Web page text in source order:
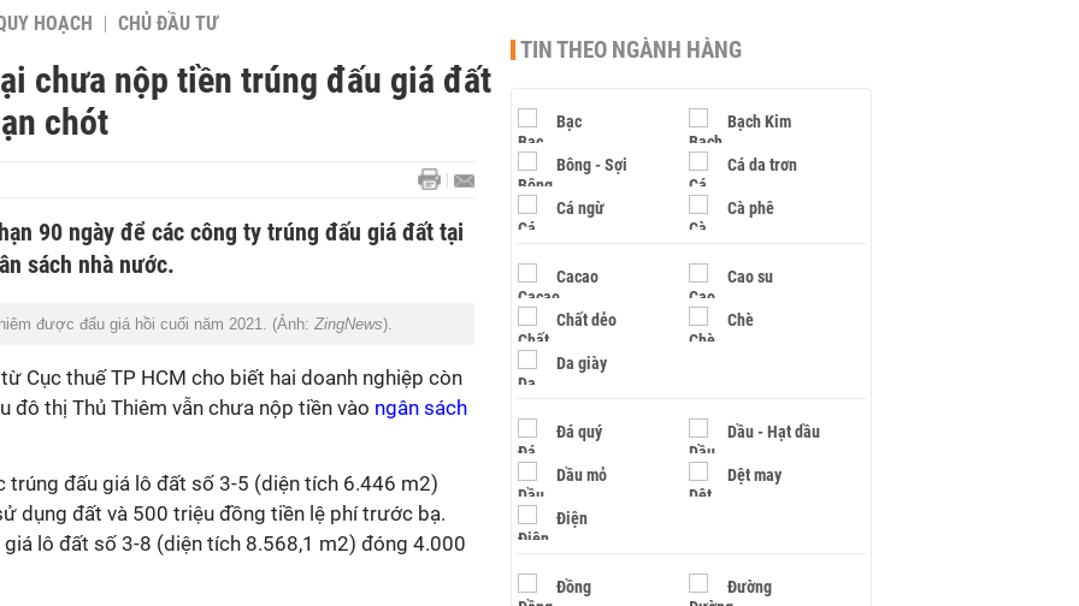
HOẠCH CHỦ ĐẦU TƯ
chưa nộp tiền trúng đấu giá đất
chót
90 ngày để các công ty trúng đấu giá đất tại
sách nhà nước.
được đấu giá hồi cuối năm 2021. (Ảnh: ZingNews).
Cục thuế TP HCM cho biết hai doanh nghiệp còn
đô thị Thủ Thiêm vẫn chưa nộp tiền vào ngân sách
trúng đấu giá lô đất số 3-5 (diện tích 6.446 m2)
dụng đất và 500 triệu đồng tiền lệ phí trước bạ.
giá lô đất số 3-8 (diện tích 8.568,1 m2) đóng 4.000
TIN THEO NGÀNH HÀNG
Bạc Bạch Kim
Bông - Sợi Cá da trơn
Cá ngừ Cà phê
Cacao Cao su
Chất dẻo Chè
Da giày
Đá quý Dầu - Hạt dầu
Dầu mỏ Dệt may
Điện
Đồng Đường